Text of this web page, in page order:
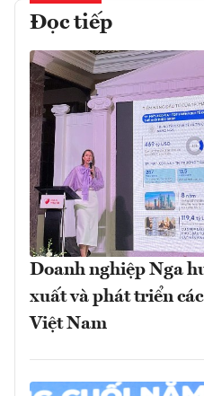
Đọc tiếp
Doanh nghiệp Nga
xuất và phát triển
Việt Nam